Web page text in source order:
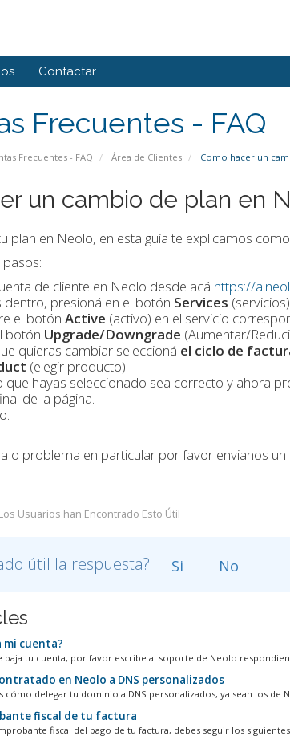
Contactar
Frecuentes - FAQ
Frecuentes - FAQ Área de Clientes Como hacer un
un cambio de plan en
plan en Neolo, en esta guía te explicamos
de cliente en Neolo desde acá https://
dentro, presioná en el botón Services (servicios)
el botón Active (activo) en el servicio
botón Upgrade/Downgrade (Aumentar/
quieras cambiar seleccioná el ciclo de
(elegir producto).
que hayas seleccionado sea correcto y ahora
de la página.
o problema en particular por favor envianos
Usuarios han Encontrado Esto Útil
útil la respuesta? Si No
mi cuenta?
baja tu cuenta, por favor escribe al soporte de Neolo
en Neolo a DNS personalizados
cómo delegar tu dominio a DNS personalizados, ya sean los de
fiscal de tu factura
fiscal del pago de tu factura, debes seguir los